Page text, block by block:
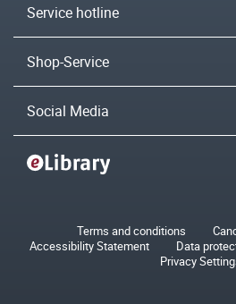
Service hotline
Shop-Service
Social Media
Terms and conditions
Accessibility Statement
Data
Privacy